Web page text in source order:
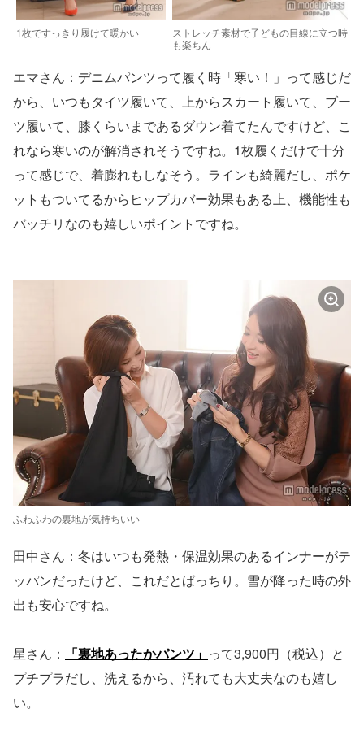
1枚ですっきり履けて暖かい
ストレッチ素材で子どもの目線に立つ時
も楽ちん
エマさん：デニムパンツって履く時「寒い！」って感じだ
から、いつもタイツ履いて、上からスカート履いて、ブー
ツ履いて、膝くらいまであるダウン着てたんですけど、こ
れなら寒いのが解消されそうですね。1枚履くだけで十分
って感じで、着膨れもしなそう。ラインも綺麗だし、ポケ
ットもついてるからヒップカバー効果もある上、機能性も
バッチリなのも嬉しいポイントですね。
ふわふわの裏地が気持ちいい
田中さん：冬はいつも発熱・保温効果のあるインナーがテ
ッパンだったけど、これだとばっちり。雪が降った時の外
出も安心ですね。
星さん： 「裏地あったかパンツ」 って3,900円（税込）と
プチプラだし、洗えるから、汚れても大丈夫なのも嬉し
い。